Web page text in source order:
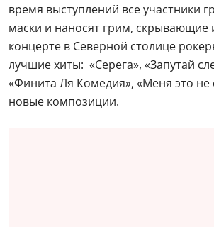
время выступлений все участники
маски и наносят грим, скрывающие
концерте в Северной столице
лучшие хиты: «Серега», «Запутай
«Финита Ля Комедия», «Меня это не
новые композиции.